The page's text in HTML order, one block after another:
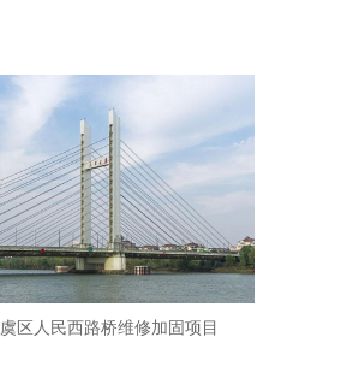
区人民西路桥维修加固项目